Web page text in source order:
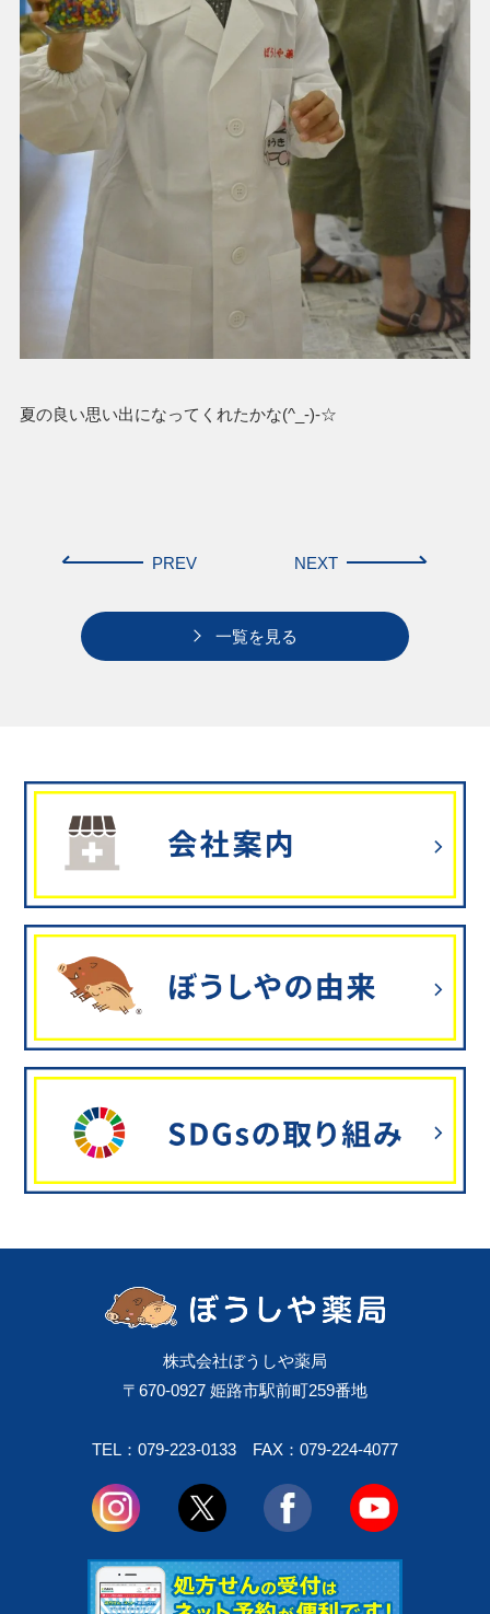
夏の良い思い出になってくれたかな(^_-)-☆
PREV
一覧を見る
NEXT
株式会社ぼうしや薬局
〒670-0927 姫路市駅前町259番地
TEL：079-223-0133 FAX：079-224-4077